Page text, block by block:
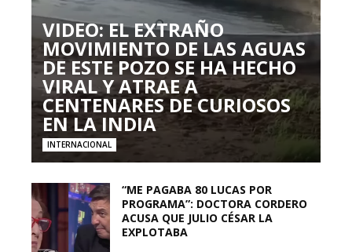
VIDEO: EL EXTRAÑO
MOVIMIENTO DE LAS AGUAS
DE ESTE POZO SE HA HECHO
VIRAL Y ATRAE A
CENTENARES DE CURIOSOS
EN LA INDIA
INTERNACIONAL
“ME PAGABA 80 LUCAS POR
PROGRAMA”: DOCTORA CORDERO
ACUSA QUE JULIO CÉSAR LA
EXPLOTABA